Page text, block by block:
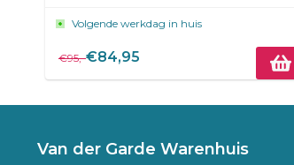
Volgende werkdag in huis
€95,-€84,95
Van der Garde Warenhuis